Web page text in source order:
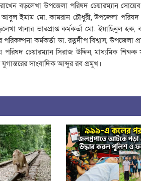
বড়লেখা উপজেলা পরিষদ চেয়ারম্যান
ইমাম মো. কামরান চৌধুরী, উপজেলা পরিষদ
থানার ভারপ্রাপ্ত কর্মকর্তা মো. ইয়াছিনুল
পরিকল্পনা কর্মকর্তা ডা. রত্নদীপ বিশ্বাস,
চেয়ারম্যান সিরাজ উদ্দিন, মাধ্যমিক
সাংবাদিক আব্দুর রব প্রমুখ।